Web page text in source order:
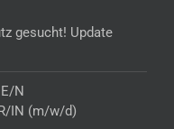
gesucht! Update
N
IN (m/w/d)